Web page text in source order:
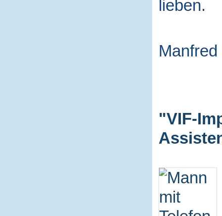
lieben.
"VIF-